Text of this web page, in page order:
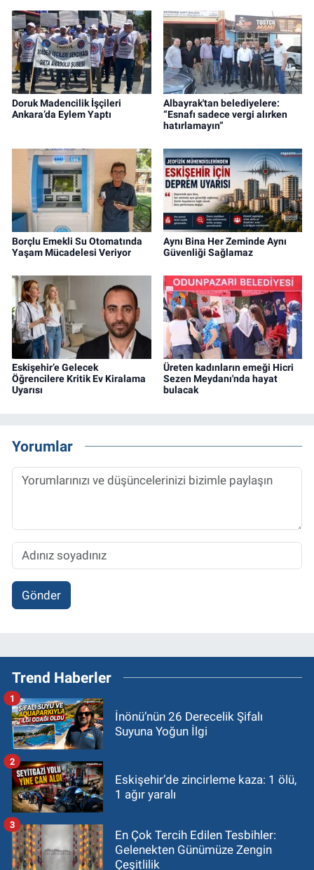
Doruk Madencilik İşçileri
Ankara’da Eylem Yaptı
Albayrak'tan belediyelere:
“Esnafı sadece vergi alırken
hatırlamayın”
Borçlu Emekli Su Otomatında
Yaşam Mücadelesi Veriyor
Aynı Bina Her Zeminde Aynı
Güvenliği Sağlamaz
Eskişehir’e Gelecek
Öğrencilere Kritik Ev Kiralama
Uyarısı
Üreten kadınların emeği Hicri
Sezen Meydanı'nda hayat
bulacak
Yorumlar
Gönder
Trend Haberler
İnönü’nün 26 Derecelik Şifalı
Suyuna Yoğun İlgi
1
Eskişehir’de zincirleme kaza: 1 ölü,
1 ağır yaralı
2
En Çok Tercih Edilen Tesbihler:
Gelenekten Günümüze Zengin
Çeşitlilik
3